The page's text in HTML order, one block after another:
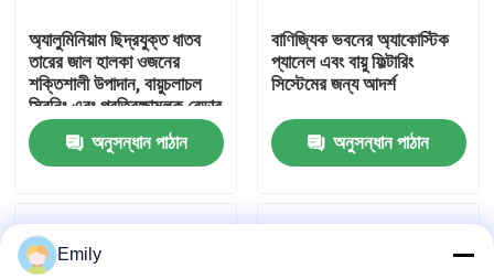
কারখানা পরিদর্শন
গুণমান নিয়ন্ত্রণ
খবর
অ্যালুমিনিয়াম ছিদ্রযুক্ত ধাতব
তারের জাল হালকা ওজনের
শক্তিশালী উপাদান, বায়ুচলাচল
স্ক্রিনিং এবং প্রতিরক্ষামূলক বেড়ার
জন্য আদর্শ
অনুসন্ধান পাঠান
বাণিজ্যিক ভবনের অ্যাকোস্টিক
প্যানেল এবং বায়ু ফিল্টারিং
সিস্টেমের জন্য আদর্শ
অনুসন্ধান পাঠান
Emily